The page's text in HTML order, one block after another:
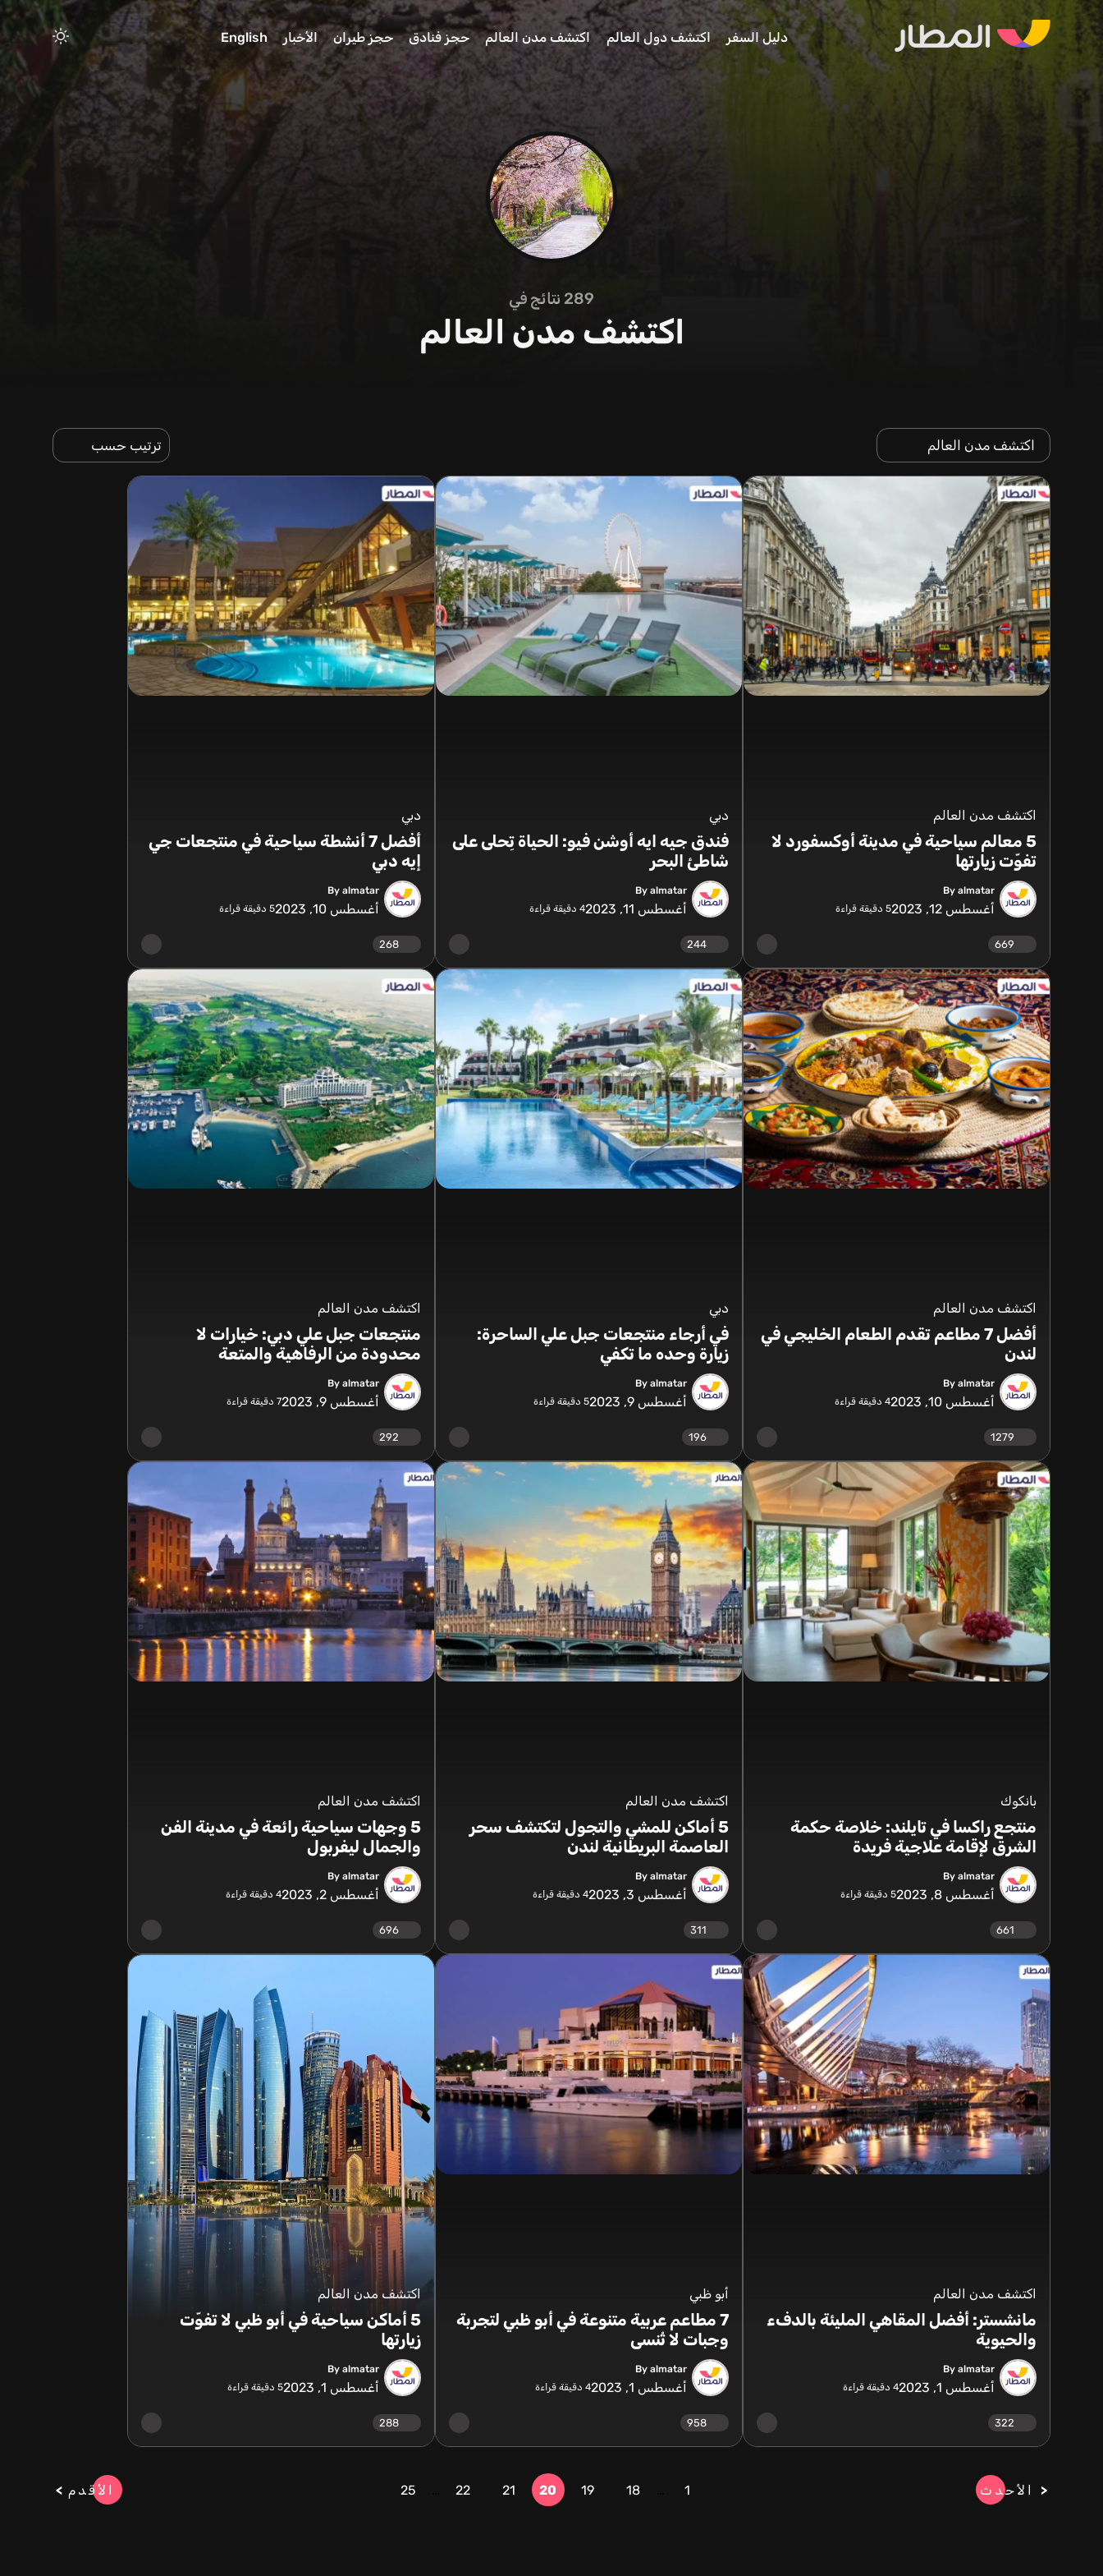
دليل السفر اكتشف دول العالم اكتشف مدن العالم حجز فنادق حجز طيران الأخبار English
289 نتائج في
اكتشف مدن العالم
اكتشف مدن العالم ترتيب حسب
اكتشف مدن العالم
5 معالم سياحية في مدينة أوكسفورد لا
تفوّت زيارتها
By almatar
أغسطس 12, 2023 5 دقيقة قراءة
دبي
فندق جيه ايه أوشن فيو: الحياة تِحلى على
شاطئ البحر
By almatar
أغسطس 11, 2023 4دقيقة قراءة
244
دبي
أفضل 7 أنشطة سياحية في منتجعات جي
إيه دبي
By almatar
أغسطس 10, 2023 5دقيقة قراءة
268
اكتشف مدن العالم
أفضل 7 مطاعم تقدم الطعام الخليجي في
لندن
By almatar
أغسطس 10, 2023 4 دقيقة قراءة
دبي
في أرجاء منتجعات جبل علي الساحرة:
زيارة وحده ما تكفي
By almatar
أغسطس 9, 2023 5دقيقة قراءة
196
اكتشف مدن العالم
منتجعات جبل علي دبي: خيارات لا
محدودة من الرفاهية والمتعة
By almatar
أغسطس 9, 2023 7دقيقة قراءة
بانكوك
منتجع راكسا في تايلند: خلاصة حكمة
الشرق لإقامة علاجية فريدة
By almatar
أغسطس 8, 2023 5 دقيقة قراءة
اكتشف مدن العالم
5 أماكن للمشي والتجول لتكتشف سحر
العاصمة البريطانية لندن
By almatar
أغسطس 3, 2023 4دقيقة قراءة
اكتشف مدن العالم
5 وجهات سياحية رائعة في مدينة الفن
والجمال ليفربول
By almatar
أغسطس 2, 2023 4دقيقة قراءة
696
اكتشف مدن العالم
مانشستر: أفضل المقاهي المليئة بالدفء
والحيوية
By almatar
أغسطس 1, 2023 4 دقيقة قراءة
أبو ظبي
7 مطاعم عربية متنوعة في أبو ظبي لتجربة
وجبات لا تُنسى
By almatar
أغسطس 1, 2023 4دقيقة قراءة
958
اكتشف مدن العالم
5 أماكن سياحية في أبو ظبي لا تفوّت
زيارتها
By almatar
أغسطس 1, 2023 5دقيقة قراءة
288
الأحدث 1
18
19
20
21
22
25 الأقدم